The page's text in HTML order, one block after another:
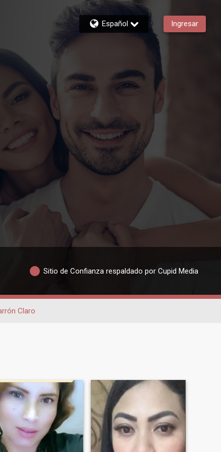
Español Ingresar
Sitio de Confianza respaldado por Cupid Media
Claro